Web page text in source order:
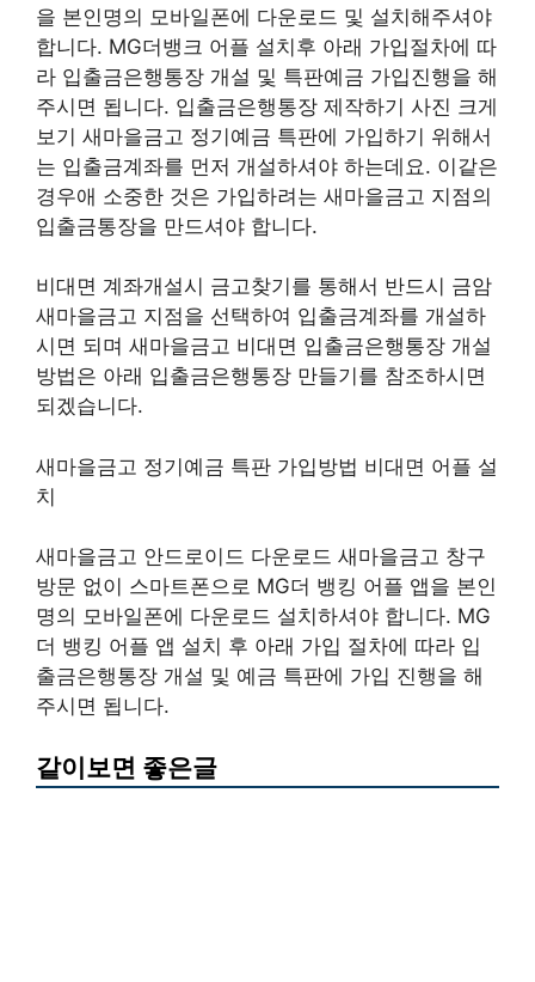
을 본인명의 모바일폰에 다운로드 및 설치해주셔야
합니다. MG더뱅크 어플 설치후 아래 가입절차에 따
라 입출금은행통장 개설 및 특판예금 가입진행을 해
주시면 됩니다. 입출금은행통장 제작하기 사진 크게
보기 새마을금고 정기예금 특판에 가입하기 위해서
는 입출금계좌를 먼저 개설하셔야 하는데요. 이같은
경우애 소중한 것은 가입하려는 새마을금고 지점의
입출금통장을 만드셔야 합니다.
비대면 계좌개설시 금고찾기를 통해서 반드시 금암
새마을금고 지점을 선택하여 입출금계좌를 개설하
시면 되며 새마을금고 비대면 입출금은행통장 개설
방법은 아래 입출금은행통장 만들기를 참조하시면
되겠습니다.
새마을금고 정기예금 특판 가입방법 비대면 어플 설
치
새마을금고 안드로이드 다운로드 새마을금고 창구
방문 없이 스마트폰으로 MG더 뱅킹 어플 앱을 본인
명의 모바일폰에 다운로드 설치하셔야 합니다. MG
더 뱅킹 어플 앱 설치 후 아래 가입 절차에 따라 입
출금은행통장 개설 및 예금 특판에 가입 진행을 해
주시면 됩니다.
같이보면 좋은글